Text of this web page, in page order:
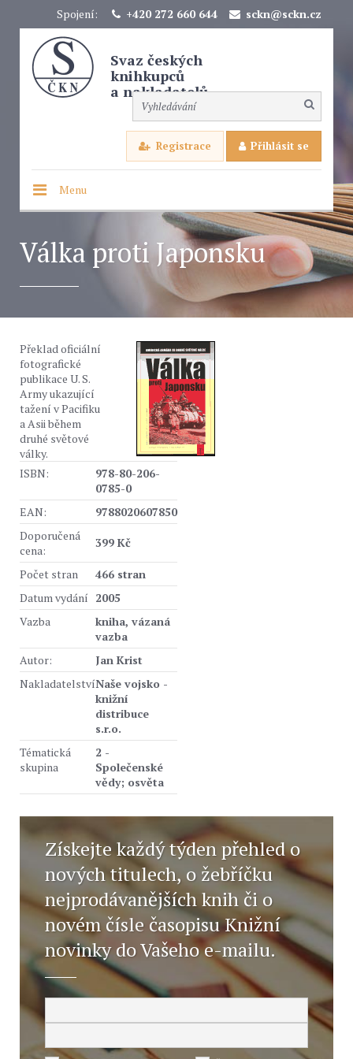
Spojení: +420 272 660 644 sckn@sckn.cz
Svaz českých
knihkupců
a nakladatelů
Registrace Přihlásit se
Menu
Válka proti Japonsku
Překlad oficiální
fotografické
publikace U. S.
Army ukazující
tažení v Pacifiku
a Asii během
druhé světové
války.
ISBN:
978-80-206-
0785-0
EAN:
9788020607850
Doporučená
cena:
399 Kč
Počet stran
466 stran
Datum vydání 2005
Vazba
kniha, vázaná
vazba
Autor:
Jan Krist
NakladatelstvíNaše vojsko -
knižní
distribuce
s.r.o.
Tématická
skupina
2 -
Společenské
vědy; osvěta
Získejte každý týden přehled o
nových titulech, o žebříčku
nejprodávanějších knih či o
novém čísle časopisu Knižní
novinky do Vašeho e-mailu.